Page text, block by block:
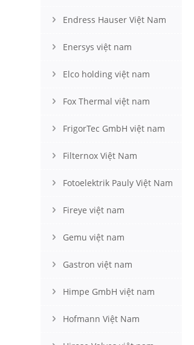
Endress Hauser Việt Nam
Enersys việt nam
Elco holding việt nam
Fox Thermal việt nam
FrigorTec GmbH việt nam
Filternox Việt Nam
Fotoelektrik Pauly Việt Nam
Fireye việt nam
Gemu việt nam
Gastron việt nam
Himpe GmbH việt nam
Hofmann Việt Nam